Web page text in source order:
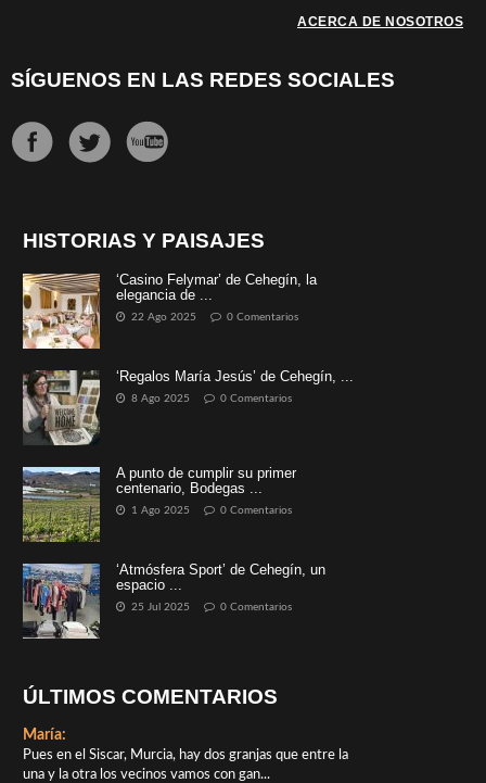
ACERCA DE NOSOTROS
SÍGUENOS EN LAS REDES SOCIALES
HISTORIAS Y PAISAJES
‘Casino Felymar’ de Cehegín, la
elegancia de ...
22 Ago 2025 0 Comentarios
‘Regalos María Jesús’ de Cehegín, ...
8 Ago 2025 0 Comentarios
A punto de cumplir su primer
centenario, Bodegas ...
1 Ago 2025 0 Comentarios
‘Atmósfera Sport’ de Cehegín, un
espacio ...
25 Jul 2025 0 Comentarios
ÚLTIMOS COMENTARIOS
María:
Pues en el Siscar, Murcia, hay dos granjas que entre la
una y la otra los vecinos vamos con gan...